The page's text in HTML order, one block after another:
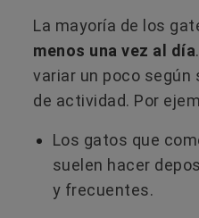
La mayoría de los
menos una vez al día
variar un poco según
de actividad. Por
Los gatos que
suelen hacer
y frecuentes.